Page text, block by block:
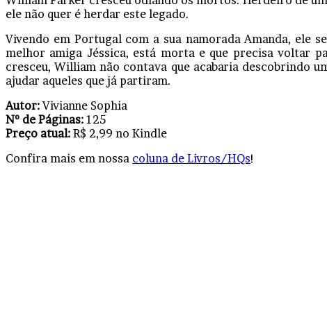
ele não quer é herdar este legado.
Vivendo em Portugal com a sua namorada Amanda, ele
melhor amiga Jéssica, está morta e que precisa voltar
cresceu, William não contava que acabaria descobrindo
ajudar aqueles que já partiram.
Autor:Vivianne Sophia
Nº de Páginas: 125
Preço atual: R$ 2,99 no Kindle
Confira mais em nossa coluna de Livros/HQs!